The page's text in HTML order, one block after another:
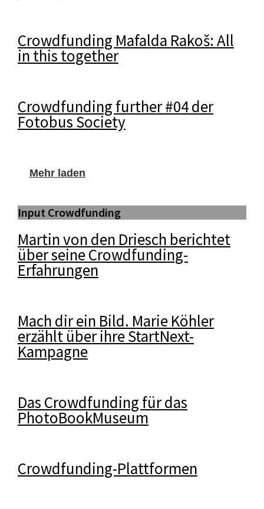
Crowdfunding Mafalda Rakoš: All
in this together
Crowdfunding further #04 der
Fotobus Society
Mehr laden
Input Crowdfunding
Martin von den Driesch berichtet
über seine Crowdfunding-
Erfahrungen
Mach dir ein Bild. Marie Köhler
erzählt über ihre StartNext-
Kampagne
Das Crowdfunding für das
PhotoBookMuseum
Crowdfunding-Plattformen